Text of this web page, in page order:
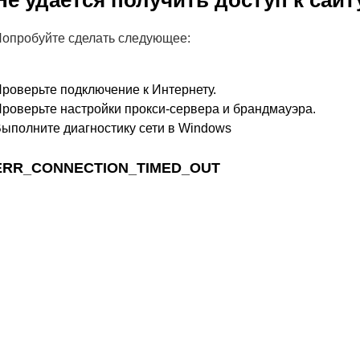
сделать следующее:
подключение к Интернету.
настройки прокси-сервера и брандмауэра.
диагностику сети в Windows